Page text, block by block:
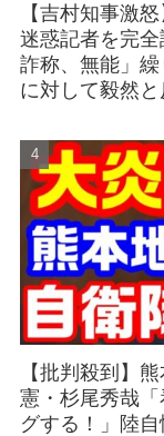
【吉村知事激
迷惑記者を完
詐称、無能」
に対して毅然と
【批判殺到】
憲・杉尾秀哉
グする！」陸